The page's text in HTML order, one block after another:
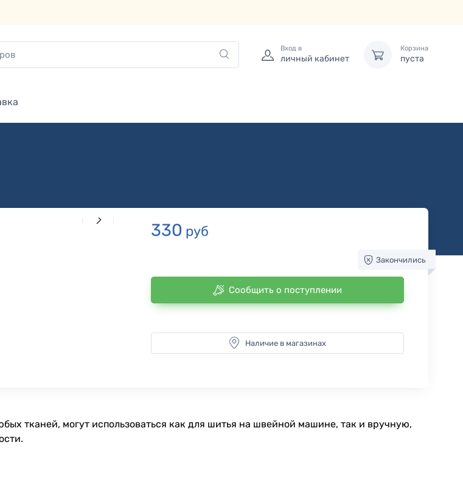
Вход в
личный кабинет
Корзина
пуста
330 руб
Закончились
Сообщить о поступлении
Наличие в магазинах
тканей, могут использоваться как для шитья на швейной машине, так и вручную,